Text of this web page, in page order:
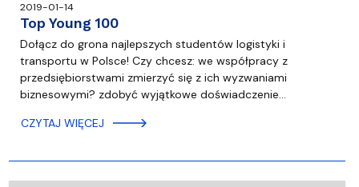
2019-01-14
Top Young 100
Dołącz do grona najlepszych studentów logistyki i
transportu w Polsce! Czy chcesz: we współpracy z
przedsiębiorstwami zmierzyć się z ich wyzwaniami
biznesowymi? zdobyć wyjątkowe doświadczenie…
CZYTAJ WIĘCEJ